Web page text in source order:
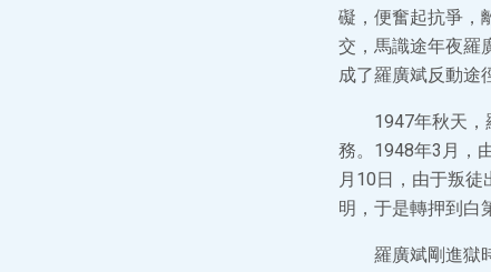
礙，便奮起抗爭，
交，馬識途年夜羅
成了羅廣斌反動途
1947年秋天
務。1948年3月，
月10日，由于叛
明，于是轉押到白
羅廣斌剛進獄